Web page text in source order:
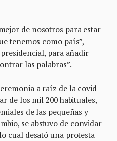
de nosotros para estar
tenemos como país”,
para añadir
las palabras”.
a raíz de la covid-
de los mil 200 habituales,
de las pequeñas y
se abstuvo de convidar
cual desató una protesta